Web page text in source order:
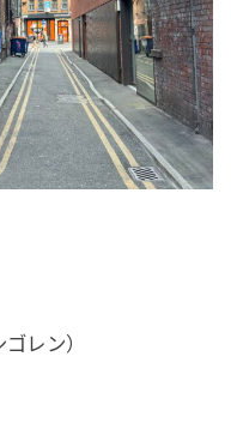
レン）